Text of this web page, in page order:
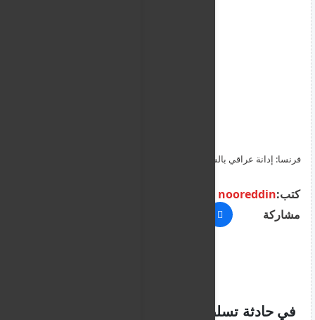
فرنسا: إدانة عراقي بالسجن والطرد بعد تهريبه لعشرات المهاجرين
كتب:nooreddin
مشاركة
في حادثة تسلط الضوء مجددا على معاناة